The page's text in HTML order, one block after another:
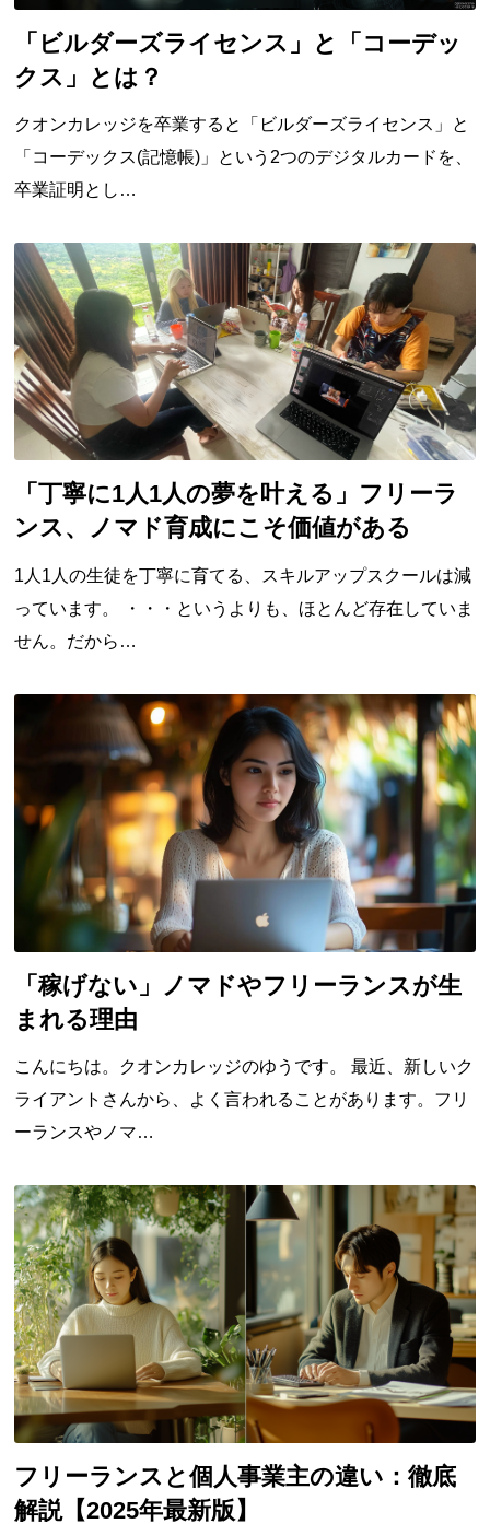
「ビルダーズライセンス」と「コーデッ
クス」とは？
クオンカレッジを卒業すると「ビルダーズライセンス」と
「コーデックス(記憶帳)」という2つのデジタルカードを、
卒業証明とし…
「丁寧に1人1人の夢を叶える」フリーラ
ンス、ノマド育成にこそ価値がある
1人1人の生徒を丁寧に育てる、スキルアップスクールは減
っています。 ・・・というよりも、ほとんど存在していま
せん。だから…
「稼げない」ノマドやフリーランスが生
まれる理由
こんにちは。クオンカレッジのゆうです。 最近、新しいク
ライアントさんから、よく言われることがあります。フリ
ーランスやノマ…
フリーランスと個人事業主の違い：徹底
解説【2025年最新版】